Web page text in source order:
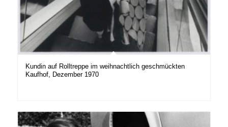
Kundin auf Rolltreppe im weihnachtlich geschmückten
Kaufhof, Dezember 1970